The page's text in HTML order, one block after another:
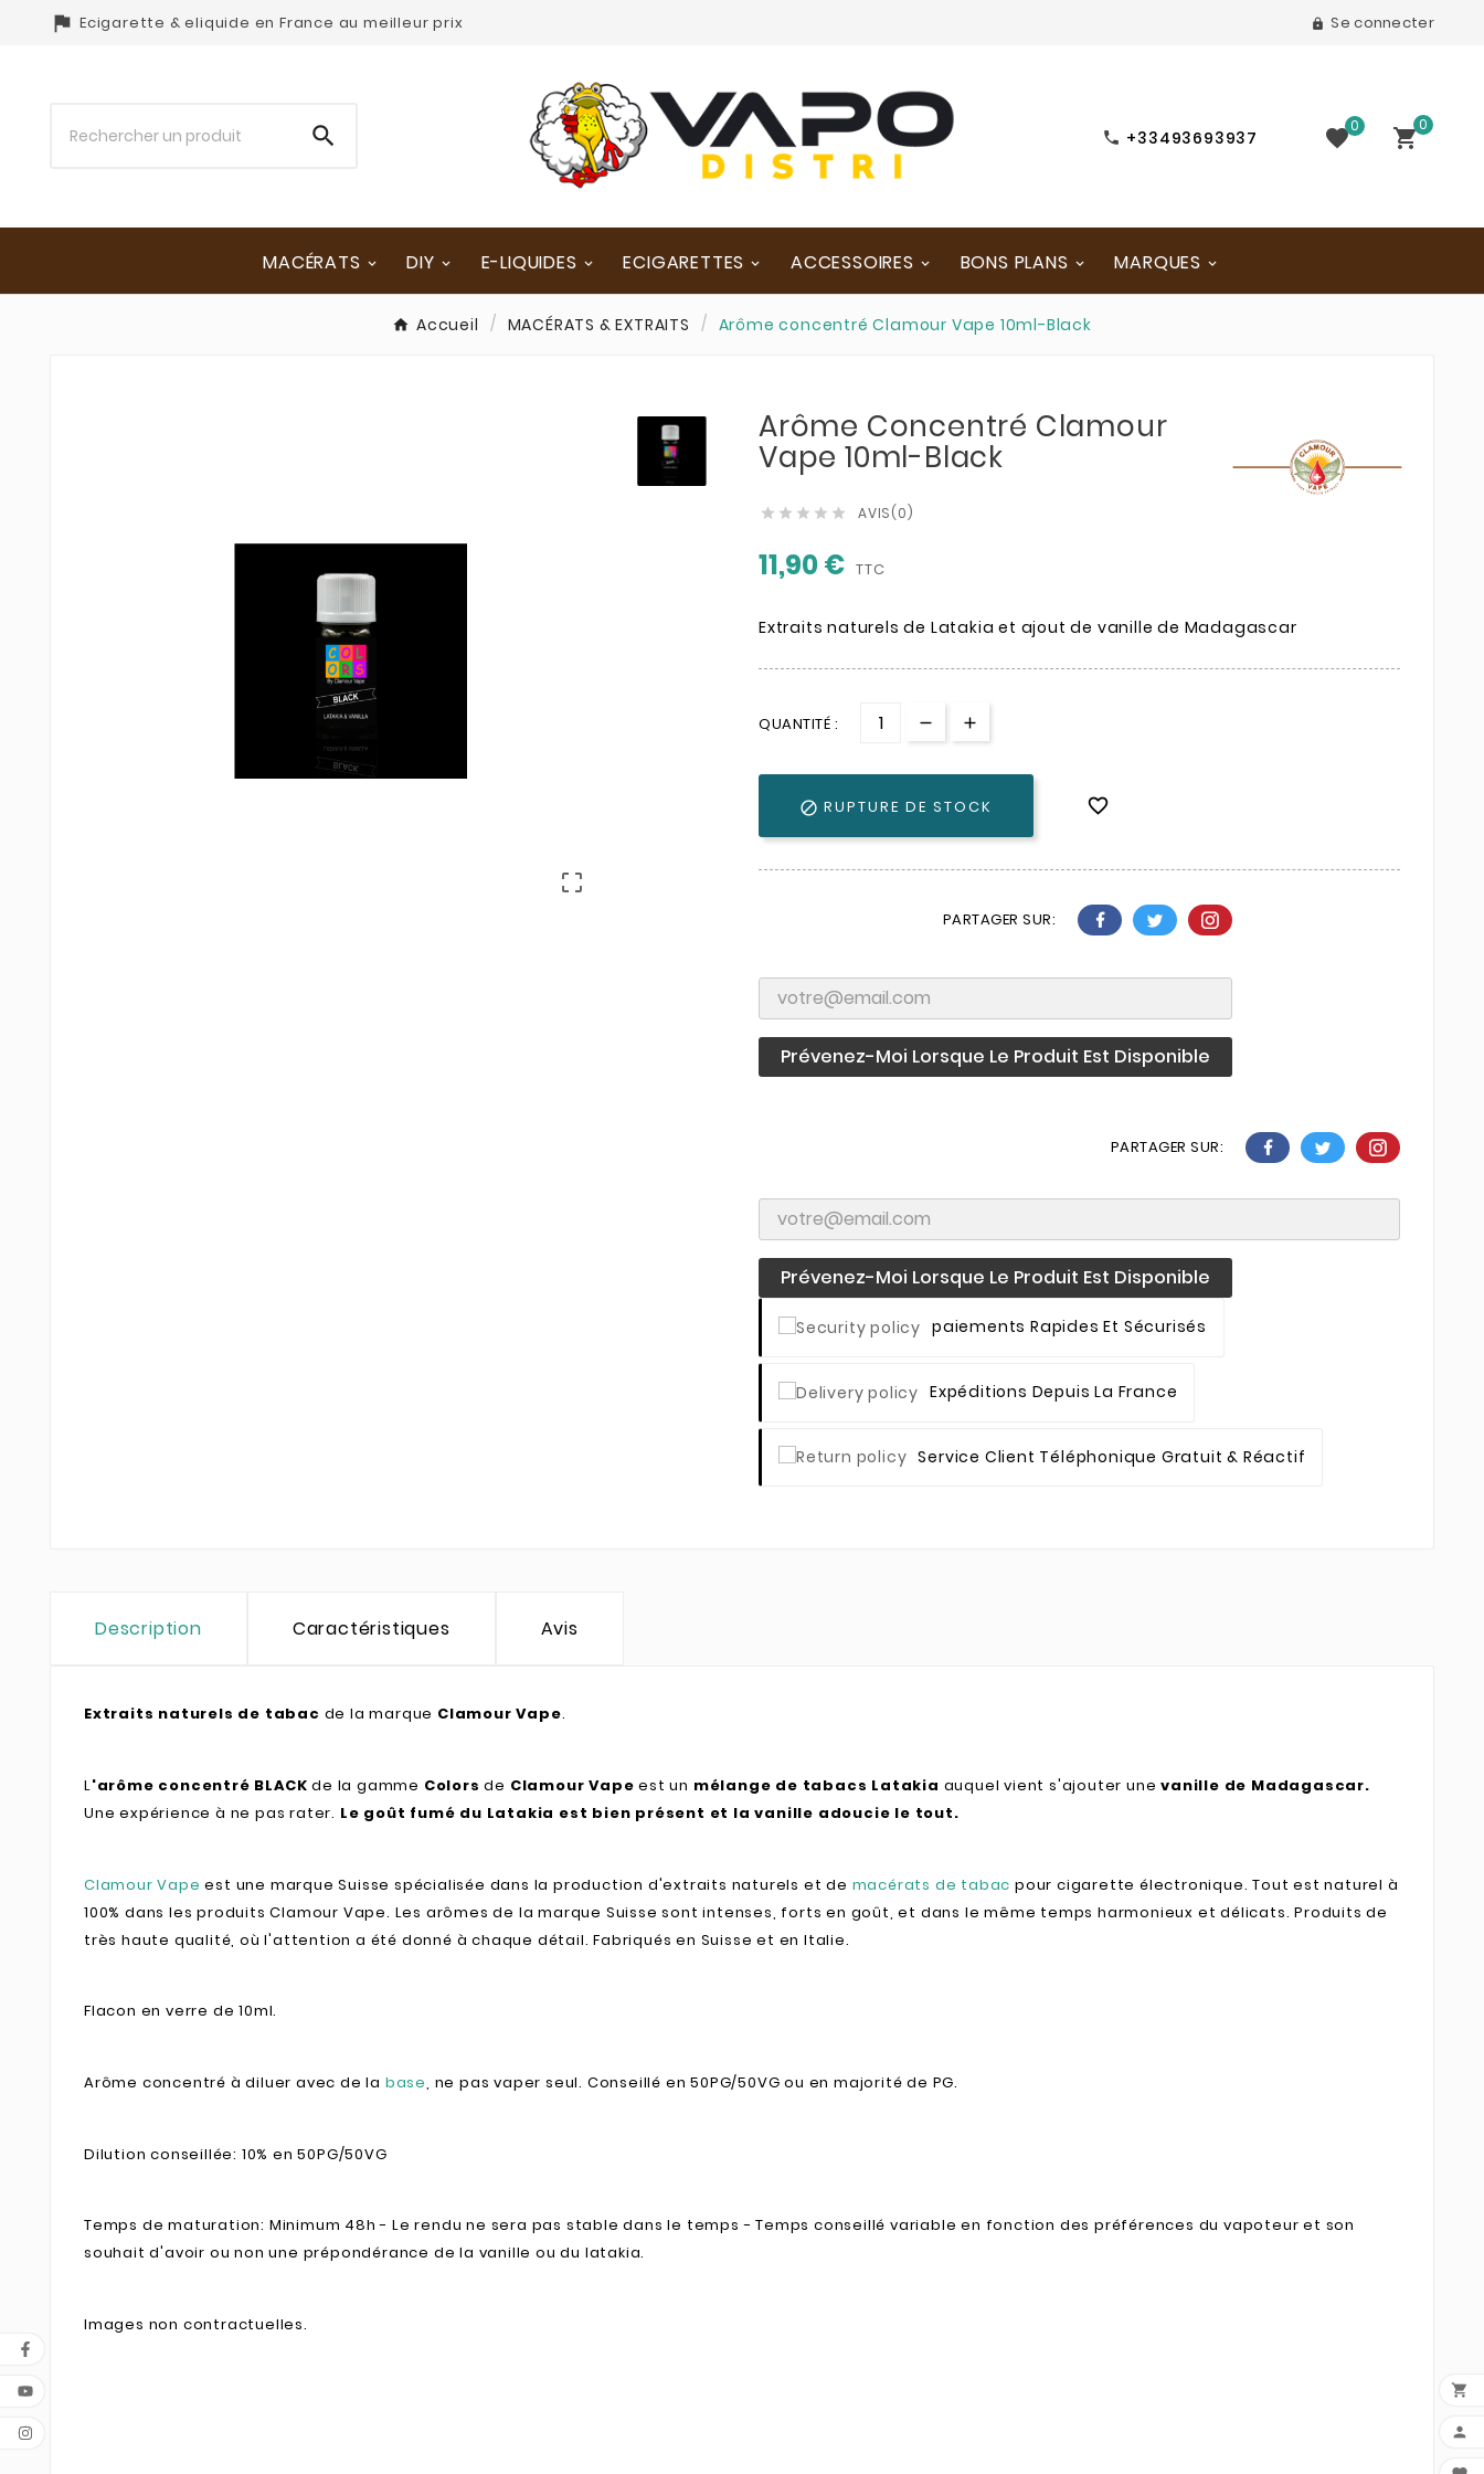
 Ecigarette & eliquide en France au meilleur prix  Se connecter
  +33493693937 0 
0
MACÉRATS DIY E-LIQUIDES ECIGARETTES ACCESSOIRES BONS PLANS MARQUES
Accueil MACÉRATS & EXTRAITS Arôme concentré Clamour Vape 10ml-Black

Arôme Concentré Clamour
Vape 10ml-Black
     AVIS(0)
11,90 € TTC
Extraits naturels de Latakia et ajout de vanille de Madagascar
QUANTITÉ :
 RUPTURE DE STOCK 
PARTAGER SUR:
Prévenez-Moi Lorsque Le Produit Est Disponible
PARTAGER SUR:
Prévenez-Moi Lorsque Le Produit Est Disponible
Paiements Rapides Et Sécurisés
Expéditions Depuis La France
Service Client Téléphonique Gratuit & Réactif
Description Caractéristiques Avis
Extraits naturels de tabac de la marque Clamour Vape.
L'arôme concentré BLACK de la gamme Colors de Clamour Vape est un mélange de tabacs Latakia auquel vient s'ajouter une vanille de Madagascar.
Une expérience à ne pas rater. Le goût fumé du Latakia est bien présent et la vanille adoucie le tout.
Clamour Vapeest une marque Suisse spécialisée dans la production d'extraits naturels et de macérats de tabac pour cigarette électronique. Tout est naturel à
100% dans les produits Clamour Vape. Les arômes de la marque Suisse sont intenses, forts en goût, et dans le même temps harmonieux et délicats. Produits de
très haute qualité, où l'attention a été donné à chaque détail. Fabriqués en Suisse et en Italie.
Flacon en verre de 10ml.
Arôme concentré à diluer avec de la base, ne pas vaper seul. Conseillé en 50PG/50VG ou en majorité de PG.
Dilution conseillée: 10% en 50PG/50VG
Temps de maturation: Minimum 48h - Le rendu ne sera pas stable dans le temps - Temps conseillé variable en fonction des préférences du vapoteur et son
souhait d'avoir ou non une prépondérance de la vanille ou du latakia.
Images non contractuelles.

